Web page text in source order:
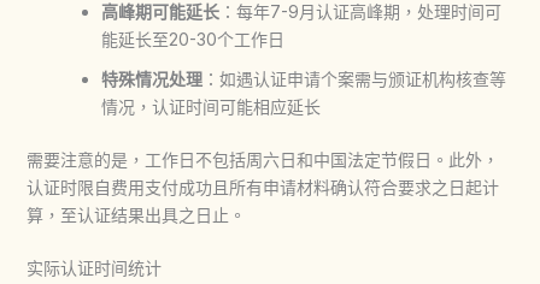
高峰期可能延长：每年7-9月认证高峰期，处理时间可
能延长至20-30个工作日
特殊情况处理：如遇认证申请个案需与颁证机构核查等
情况，认证时间可能相应延长
需要注意的是，工作日不包括周六日和中国法定节假日。此外，
认证时限自费用支付成功且所有申请材料确认符合要求之日起计
算，至认证结果出具之日止。
实际认证时间统计